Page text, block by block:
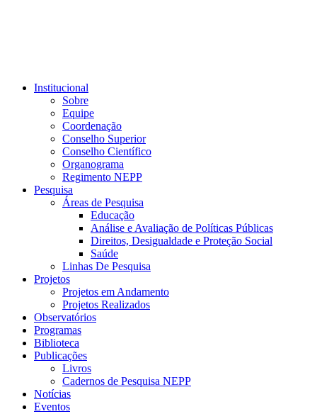
Institucional
Sobre
Equipe
Coordenação
Conselho Superior
Conselho Científico
Organograma
Regimento NEPP
Pesquisa
Áreas de Pesquisa
Educação
Análise e Avaliação de Políticas Públicas
Direitos, Desigualdade e Proteção Social
Saúde
Linhas De Pesquisa
Projetos
Projetos em Andamento
Projetos Realizados
Observatórios
Programas
Biblioteca
Publicações
Livros
Cadernos de Pesquisa NEPP
Notícias
Eventos